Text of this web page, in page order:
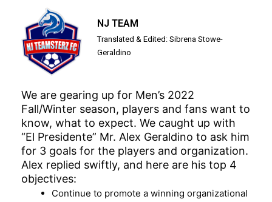
NJ TEAM
Translated & Edited: Sibrena Stowe-
Geraldino
We are gearing up for Men’s 2022
Fall/Winter season, players and fans want to
know, what to expect. We caught up with
“El Presidente” Mr. Alex Geraldino to ask him
for 3 goals for the players and organization.
Alex replied swiftly, and here are his top 4
objectives:
Continue to promote a winning organizational